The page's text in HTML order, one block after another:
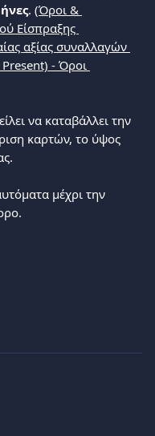
. (Όροι &
Είσπραξης
αξίας συναλλαγών
- Όροι
να καταβάλλει την
καρτών, το ύψος
μέχρι την